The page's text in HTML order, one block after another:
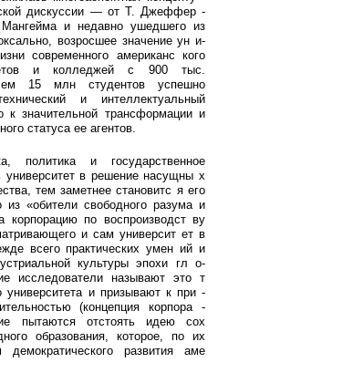
дискуссии — от Т. Джеффер -
и недавно ушедшего из
возросшее значение ун и-
современного американс кого
и колледжей с 900 тыс.
15 млн студентов успешно
и интеллектуальный
значительной трансформации и
статуса ее агентов.
политика и государственное
университет в решение насущны х
тем заметнее становитс я его
«обители свободного разума и
корпорацию по воспроизводст ву
и сам университ ет в
всего практических умен ий и
культуры эпохи гл о-
исследователи называют это т
университета и призывают к при -
(концепция корпора -
пытаются отстоять идею сох
образования, которое, по их
развития аме